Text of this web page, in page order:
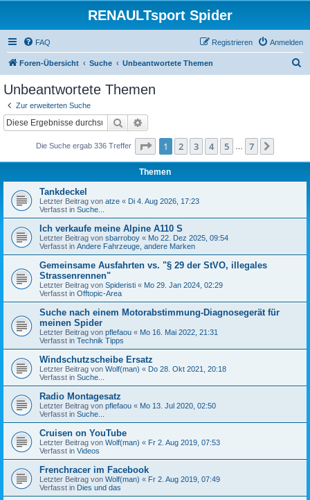
RENAULTsport Spider
FAQ Anmelden
Registrieren
Foren-Übersicht Suche Unbeantwortete Themen
Unbeantwortete Themen
Zur erweiterten Suche
Suche
Die Suche ergab 336 Treffer Seite 1von
1 2 3 4 5 7
Themen
Tankdeckel
Letzter Beitrag von atze « Di 4. Aug 2026, 17:23
Verfasst in Suche...
Ich verkaufe meine Alpine A110 S
Letzter Beitrag von sbarroboy « Mo 22. Dez 2025, 09:54
Verfasst in Andere Fahrzeuge, andere Marken
Gemeinsame Ausfahrten vs. "§ 29 der StVO, illegales
Strassenrennen"
Letzter Beitrag von Spideristi « Mo 29. Jan 2024, 02:29
Verfasst in Offtopic-Area
Suche nach einem Motorabstimmung-Diagnosegerät für
meinen Spider
Letzter Beitrag von pflefaou « Mo 16. Mai 2022, 21:31
Verfasst in Technik Tipps
Windschutzscheibe Ersatz
Letzter Beitrag von Wolf(man) « Do 28. Okt 2021, 20:18
Verfasst in Suche...
Radio Montagesatz
Letzter Beitrag von pflefaou « Mo 13. Jul 2020, 02:50
Verfasst in Suche...
Cruisen on YouTube
Letzter Beitrag von Wolf(man) « Fr 2. Aug 2019, 07:53
Verfasst in Videos
Frenchracer im Facebook
Letzter Beitrag von Wolf(man) « Fr 2. Aug 2019, 07:49
Verfasst in Dies und das